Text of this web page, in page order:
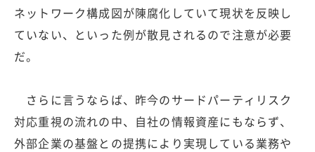
ネットワーク構成図が陳腐化していて現状を反映し
ていない、といった例が散見されるので注意が必要
だ。
さらに言うならば、昨今のサードパーティリスク
対応重視の流れの中、自社の情報資産にもならず、
外部企業の基盤との提携により実現している業務や